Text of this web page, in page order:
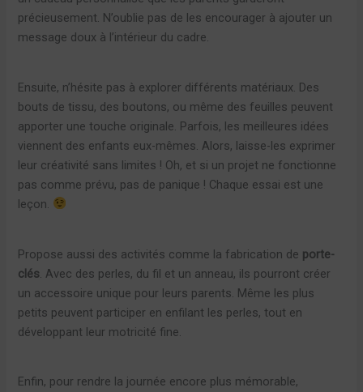
précieusement. N’oublie pas de les encourager à ajouter un
message doux à l’intérieur du cadre.
Ensuite, n’hésite pas à explorer différents matériaux. Des
bouts de tissu, des boutons, ou même des feuilles peuvent
apporter une touche originale. Parfois, les meilleures idées
viennent des enfants eux-mêmes. Alors, laisse-les exprimer
leur créativité sans limites ! Oh, et si un projet ne fonctionne
pas comme prévu, pas de panique ! Chaque essai est une
leçon.
Propose aussi des activités comme la fabrication de porte-
clés . Avec des perles, du fil et un anneau, ils pourront créer
un accessoire unique pour leurs parents. Même les plus
petits peuvent participer en enfilant les perles, tout en
développant leur motricité fine.
Enfin, pour rendre la journée encore plus mémorable,